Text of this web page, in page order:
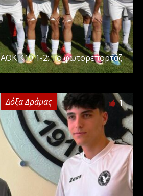
Κ19 1-2: Το φωτορεπορτάζ
Δόξα Δράμας 1